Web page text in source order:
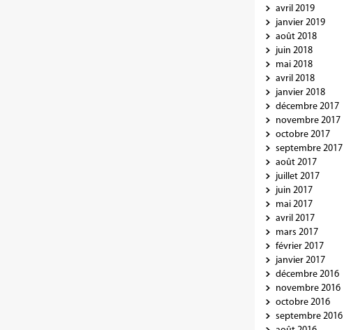
avril 2019
janvier 2019
août 2018
juin 2018
mai 2018
avril 2018
janvier 2018
décembre 2017
novembre 2017
octobre 2017
septembre 2017
août 2017
juillet 2017
juin 2017
mai 2017
avril 2017
mars 2017
février 2017
janvier 2017
décembre 2016
novembre 2016
octobre 2016
septembre 2016